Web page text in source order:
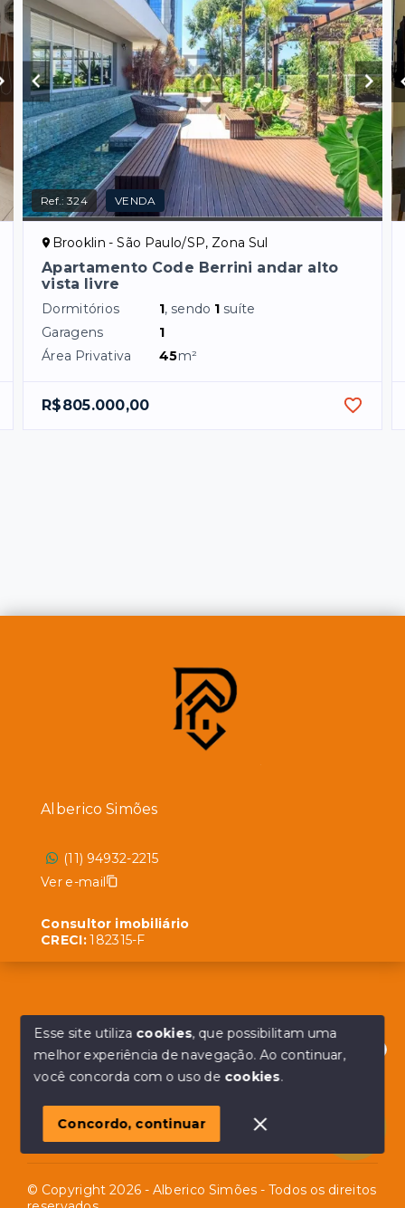
Ref.:324 VENDA
Brooklin - São Paulo/SP, Zona Sul
Apartamento Code Berrini andar alto
vista livre
Dormitórios 1, sendo 1 suíte
Garagens
1
Área Privativa
45m²
R$805.000,00
Olá! em posso ajudar?
Menu
Início
Sobre
Contato
© Copyright 2026 - Alberico Simões - Todos os direitos
Alberico Simões
(11) 94932-2215
Ver e-mail
Consultor imobiliário
CRECI:182315-F
Esse site utiliza cookies, que possibilitam uma
melhor experiência de navegação.Ao continuar,
você concorda com o uso de cookies.
Concordo, continuar